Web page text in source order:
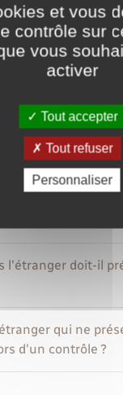
Tout replier
les papiers d'un
d'identité peut
?
contrôle peut faire
l'étranger doit-il
qui ne
d'un contrôle ?
et vous
contrôle sur
vous
activer
Tout accepter
Tout refuser
Personnaliser